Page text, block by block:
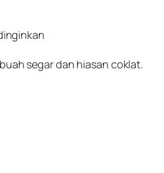
segar dan hiasan coklat.